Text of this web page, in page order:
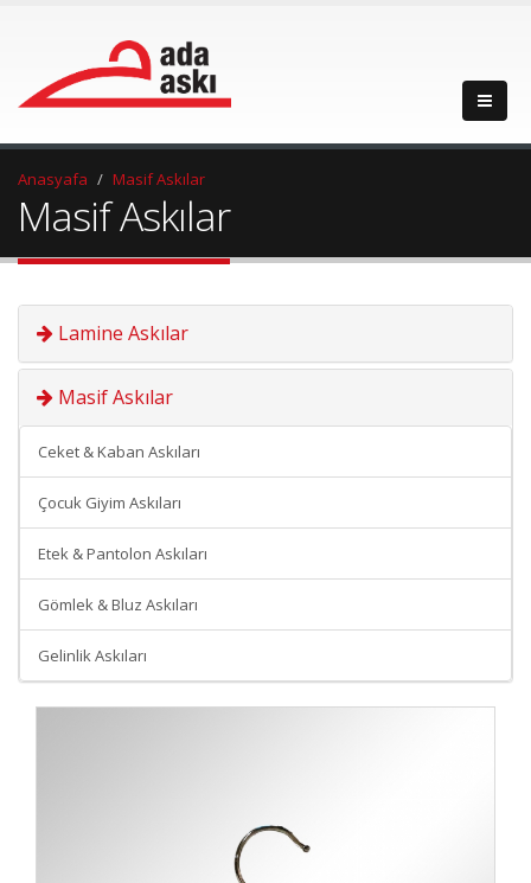
Anasyafa Masif Askılar
Masif Askılar
Lamine Askılar
Masif Askılar
Ceket & Kaban Askıları
Çocuk Giyim Askıları
Etek & Pantolon Askıları
Gömlek & Bluz Askıları
Gelinlik Askıları